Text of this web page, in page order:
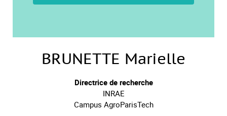
BRUNETTE Marielle
Directrice de recherche
INRAE
Campus AgroParisTech